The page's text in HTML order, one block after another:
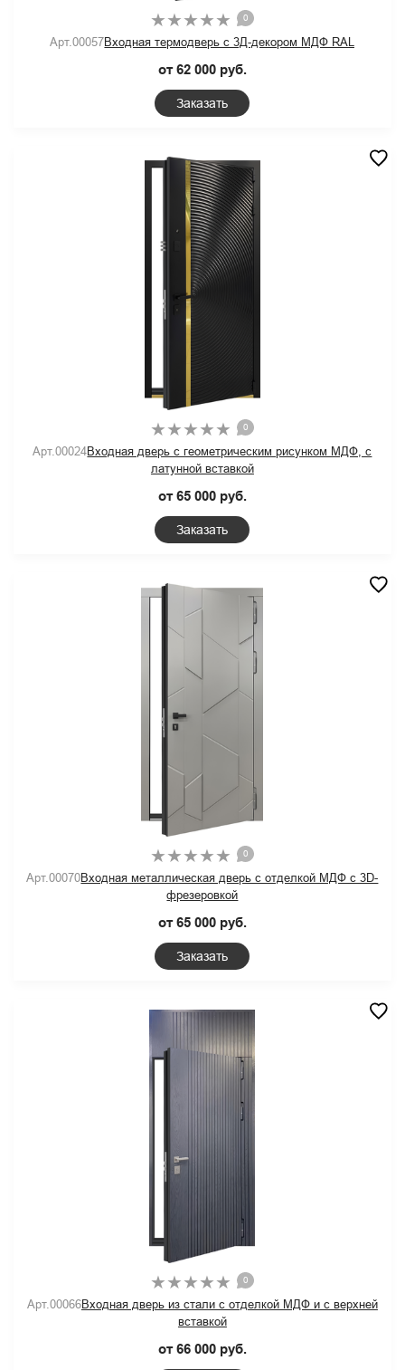
0
Арт.00057Входная термодверь с 3Д-декором МДФ RAL
от 62 000 руб.
Заказать
0
Арт.00024Входная дверь с геометрическим рисунком МДФ, с
латунной вставкой
от 65 000 руб.
Заказать
0
Арт.00070Входная металлическая дверь с отделкой МДФ с 3D-
фрезеровкой
от 65 000 руб.
Заказать
0
Арт.00066Входная дверь из стали с отделкой МДФ и с верхней
вставкой
от 66 000 руб.